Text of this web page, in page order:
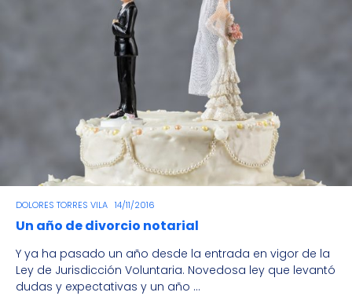
DOLORES TORRES VILA 14/11/2016
Un año de divorcio notarial
Y ya ha pasado un año desde la entrada en vigor de la
Ley de Jurisdicción Voluntaria. Novedosa ley que levantó
dudas y expectativas y un año ...